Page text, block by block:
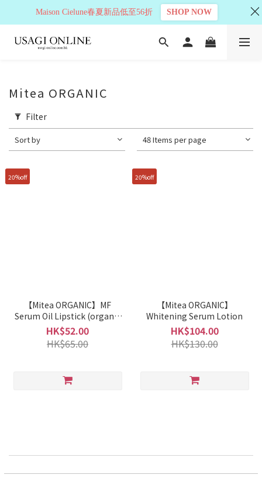
Mitea ORGANIC
Filter
Sort by 48 Items per page
20%off
【Mitea ORGANIC】MF
Serum Oil Lipstick (organic
miffy collection)
HK$52.00
HK$65.00
20%off
【Mitea ORGANIC】
Whitening Serum Lotion
HK$104.00
HK$130.00
Maison Cielune春夏新品低至56折 SHOP NOW